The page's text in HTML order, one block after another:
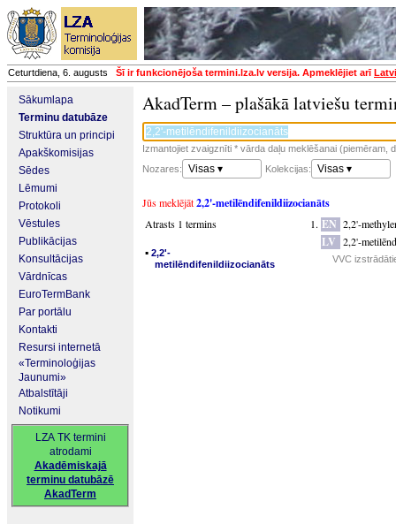
Ceturtdiena, 6. augusts Šī ir funkcionējoša termini.lza.lv versija. Apmeklējiet arī
Sākumlapa
Terminu datubāze
Struktūra un principi
Apakškomisijas
Sēdes
Lēmumi
Protokoli
Vēstules
Publikācijas
Konsultācijas
Vārdnīcas
EuroTermBank
Par portālu
Kontakti
Resursi internetā
«Terminoloģijas
Jaunumi»
Atbalstītāji
Notikumi
LZA TK termini
atrodami
Akadēmiskajā
terminu datubāzē
AkadTerm
AkadTerm – plašākā latviešu
Izmantojiet zvaigznīti * vārda daļu meklēšanai (piemēram,
Nozares:
Visas ▾ Kolekcijas: Visas ▾
Jūs meklējāt2,2'-metilēndifenildiizocianāts
Atrasts 1 termins
▪ 2,2'-
metilēndifenildiizocianāts
EN 2,2'-
LV 2,2'-
VVC